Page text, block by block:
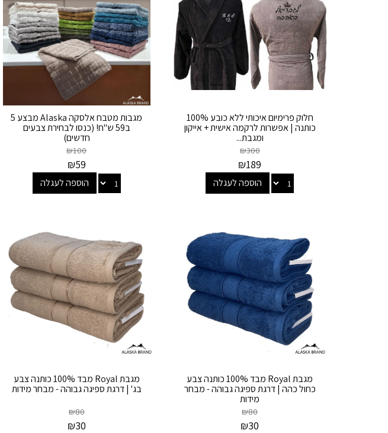
חלוק פרימיום איכותי ללא כובע 100%
כותנה | אפשרות לרקמה אישית + אייקון
ומגבת...
₪300
₪189
הוספה לעגלה
מגבות מטבח אלסקה Alaska מבצע 5
ב59 ש"ח! (כנסו לבחירת צבעים
חדשים)
₪100
₪59
הוספה לעגלה
מגבת Royal מבד 100% כותנה צבע
כחול כהה | דרגת ספיגה גבוהה - מבחר
מידות
₪80
₪30
מגבת Royal מבד 100% כותנה צבע
בג' | דרגת ספיגה גבוהה - מבחר מידות
₪80
₪30